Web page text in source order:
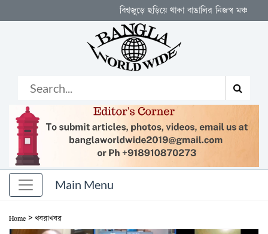
বিশ্বজুড়ে ছড়িয়ে থাকা বাঙালির নিজস্ব মঞ্চ
Home > খবরাখবর